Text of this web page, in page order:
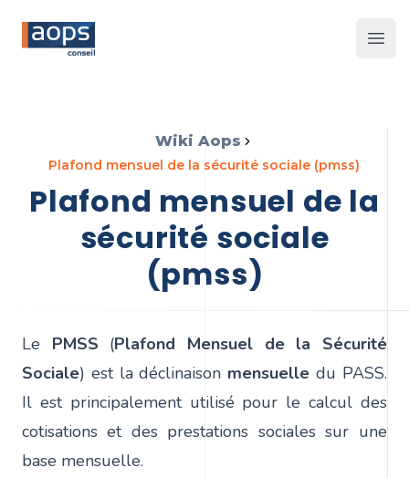
Les
Wiki Aops
plafond mensuel de la sécurité sociale (pmss)
plafond mensuel de la
sécurité sociale
(pmss)
Le PMSS (Plafond Mensuel de la Sécurité
Sociale) est la déclinaison mensuelle du PASS.
Il est principalement utilisé pour le calcul des
cotisations et des prestations sociales sur une
base mensuelle.